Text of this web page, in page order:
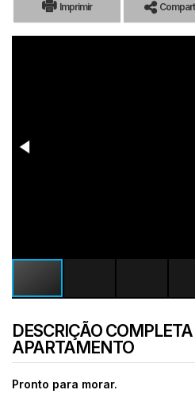
Imprimir
DESCRIÇÃO
APARTAMENTO
Pronto para morar.